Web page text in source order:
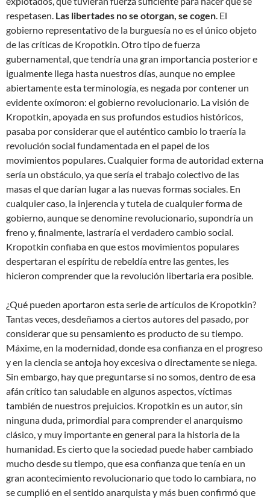
respetasen. Las libertades no se otorgan, se cogen. El
gobierno representativo de la burguesía no es el único objeto
de las críticas de Kropotkin. Otro tipo de fuerza
gubernamental, que tendría una gran importancia posterior e
igualmente llega hasta nuestros días, aunque no emplee
abiertamente esta terminología, es negada por contener un
evidente oxímoron: el gobierno revolucionario. La visión de
Kropotkin, apoyada en sus profundos estudios históricos,
pasaba por considerar que el auténtico cambio lo traería la
revolución social fundamentada en el papel de los
movimientos populares. Cualquier forma de autoridad externa
sería un obstáculo, ya que sería el trabajo colectivo de las
masas el que darían lugar a las nuevas formas sociales. En
cualquier caso, la injerencia y tutela de cualquier forma de
gobierno, aunque se denomine revolucionario, supondría un
freno y, finalmente, lastraría el verdadero cambio social.
Kropotkin confiaba en que estos movimientos populares
despertaran el espíritu de rebeldía entre las gentes, les
hicieron comprender que la revolución libertaria era posible.
¿Qué pueden aportaron esta serie de artículos de Kropotkin?
Tantas veces, desdeñamos a ciertos autores del pasado, por
considerar que su pensamiento es producto de su tiempo.
Máxime, en la modernidad, donde esa confianza en el progreso
y en la ciencia se antoja hoy excesiva o directamente se niega.
Sin embargo, hay que preguntarse si no somos, dentro de esa
afán crítico tan saludable en algunos aspectos, víctimas
también de nuestros prejuicios. Kropotkin es un autor, sin
ninguna duda, primordial para comprender el anarquismo
clásico, y muy importante en general para la historia de la
humanidad. Es cierto que la sociedad puede haber cambiado
mucho desde su tiempo, que esa confianza que tenía en un
gran acontecimiento revolucionario que todo lo cambiara, no
se cumplió en el sentido anarquista y más buen confirmó que